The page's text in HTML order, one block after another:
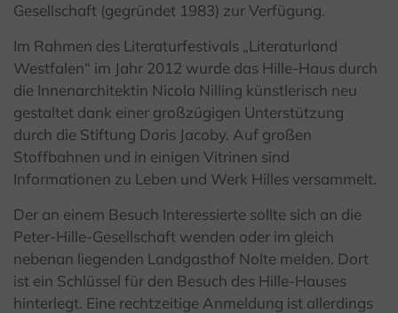
Gesellschaft (gegründet 1983) zur Verfügung.
Im Rahmen des Literaturfestivals „Literaturland
Westfalen“ im Jahr 2012 wurde das Hille-Haus durch
die Innenarchitektin Nicola Nilling künstlerisch neu
gestaltet dank einer großzügigen Unterstützung
durch die Stiftung Doris Jacoby. Auf großen
Stoffbahnen und in einigen Vitrinen sind
Informationen zu Leben und Werk Hilles versammelt.
Der an einem Besuch Interessierte sollte sich an die
Peter-Hille-Gesellschaft wenden oder im gleich
nebenan liegenden Landgasthof Nolte melden. Dort
ist ein Schlüssel für den Besuch des Hille-Hauses
hinterlegt. Eine rechtzeitige Anmeldung ist allerdings